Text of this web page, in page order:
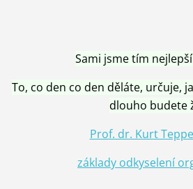
Sami jsme tím
To, co den co den děláte, určuje,
dlouho budete
Prof. dr. Kurt
základy odkyselení